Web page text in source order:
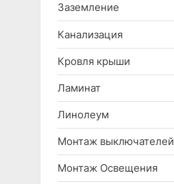
Заземление
Канализация
Кровля крыши
Ламинат
Линолеум
Монтаж выключателей
Монтаж Освещения